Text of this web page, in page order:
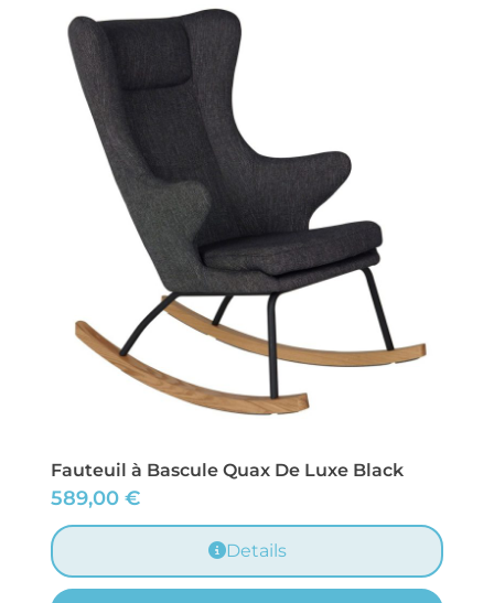
Fauteuil à Bascule Quax De Luxe Black
589,00 €
Details